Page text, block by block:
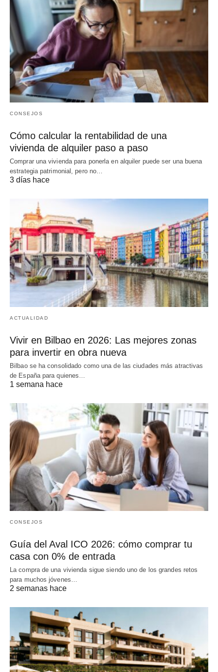
CONSEJOS
Cómo calcular la rentabilidad de una
vivienda de alquiler paso a paso
Comprar una vivienda para ponerla en alquiler puede ser una buena
estrategia patrimonial, pero no…
3 días hace
ACTUALIDAD
Vivir en Bilbao en 2026: Las mejores zonas
para invertir en obra nueva
Bilbao se ha consolidado como una de las ciudades más atractivas
de España para quienes…
1 semana hace
CONSEJOS
Guía del Aval ICO 2026: cómo comprar tu
casa con 0% de entrada
La compra de una vivienda sigue siendo uno de los grandes retos
para muchos jóvenes…
2 semanas hace